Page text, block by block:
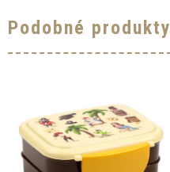
Podobné produkty